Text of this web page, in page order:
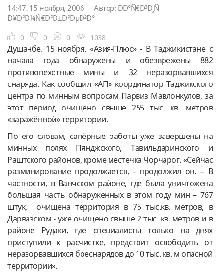
14:47, 15 ноября, 2006
Автор: ÐÐ°Ñ€Ð³Ð¸Ñ
Ð¥Ð°Ð¼Ñ€Ð°Ð±Ð°ÐµÐ²Ð°
0 0 0 1038
Душанбе. 15 ноября. «Азия-Плюс» - В Таджикистане с
начала года обнаружены и обезврежены 882
противопехотные мины и 32 неразорвавшихся
снаряда. Как сообщил «АП» координатор Таджикского
центра по минным вопросам Парвиз Мавлонкулов, за
этот период очищено свыше 255 тыс. кв. метров
«заражённой» территории.
По его словам, сапёрные работы уже завершены на
минных полях Пянджского, Тавильдаринского и
Раштского районов, кроме местечка Чорчарог. «Сейчас
разминирование продолжается, - продолжил он. – В
частности, в Ванчском районе, где была уничтожена
большая часть обнаруженных в этом году мин – 767
штук, очищена территория в 75 тыс.кв. метров, в
Дарвазском - уже очищено свыше 2 тыс. кв. метров и в
районе Рудаки, где специалисты только на днях
приступили к расчистке, предстоит освободить от
неразорвавшихся боеснарядов до 10 тыс. кв. м опасной
территории».